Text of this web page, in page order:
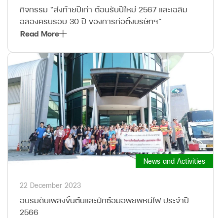
กิจกรรม “ส่งท้ายปีเก่า ต้อนรับปีใหม่ 2567 และเฉลิม
ฉลองครบรอบ 30 ปี ของการก่อตั้งบริษัทฯ”
Read More
News and Activities
22 December 2023
อบรมดับเพลิงขั้นต้นและฝึกซ้อมอพยพหนีไฟ ประจำปี
2566